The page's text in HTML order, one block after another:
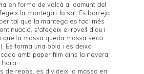
en forma de volcà al damunt del
la mantega i la sal. Es barreja
tal que la mantega es faci més
s'afegeix el rovell d'ou i
que la massa queda massa seca
Es forma una bola i es deixa
amb paper film dins la nevera
hora.
de repòs, es divideix la massa en